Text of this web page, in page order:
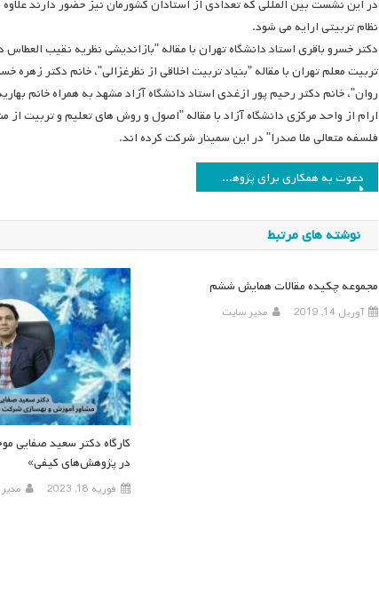
نظام تربیتی ارایه می شود.
دکتر خسرو باقری استاد دانشگاه تهران با مقاله "بازاندیشی نظریه نقیب
تربیت معلم تهران با مقاله "بنیاد تربیت اخلاقی از نظرغزالی"، خانم دکتر زهره
روان"، خانم دکتر رحیم پور ازغدی استاد دانشگاه آزاد مشهد به همراه خانم
ارام از واحد مرکزی دانشگاه آزاد با مقاله "اصول و روش های تعلیم و تربیت از
فلسفه متعالی ملا صدرا" در این سمینار شرکت کرده اند.
راهبری
نوشته
دعوت به همکاری برای پژوهش در حال انجام در انجمن
نوشته های مرتبط
کارگاه دکتر سعید صفایی
در پژوهش‌های کیفی»
فوریه 18, 2023
مجموعه چکیده مقالات همایش ششم
آوریل 14, 2019 مدیر سایت